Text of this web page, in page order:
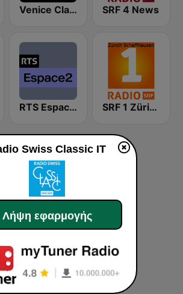
Venice Classic Radio | VCR Auditorium SRF 4 News
RTS Espace 2 SRF 1 Zürich Schaffhausen
Swiss Classic IT
Λήψη εφαρμογής